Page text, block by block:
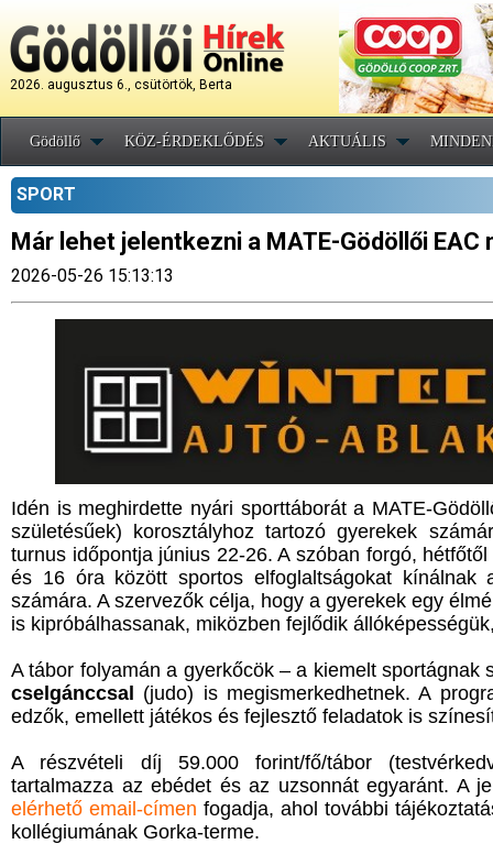
2026. augusztus 6., csütörtök, Berta
Gödöllő KÖZ-ÉRDEKLŐDÉS AKTUÁLIS
SPORT
Már lehet jelentkezni a MATE-Gödöllői
2026-05-26 15:13:13
Idén is meghirdette nyári sporttáborát a MATE-
születésűek) korosztályhoz tartozó gyerekek
turnus időpontja június 22-26. A szóban forgó,
és 16 óra között sportos elfoglaltságokat kínálnak
számára. A szervezők célja, hogy a gyerekek egy
is kipróbálhassanak, miközben fejlődik
A tábor folyamán a gyerkőcök – a kiemelt sportágnak
cselgánccsal (judo) is megismerkedhetnek. A
edzők, emellett játékos és fejlesztő feladatok is
A részvételi díj 59.000 forint/fő/tábor
tartalmazza az ebédet és az uzsonnát egyaránt. A
elérhető email-címen fogadja, ahol további
kollégiumának Gorka-terme.